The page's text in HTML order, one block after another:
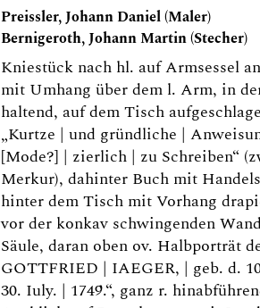
Preissler, Johann Daniel (Maler)
Bernigeroth, Johann Martin (Stecher)
Kniestück nach hl. auf Armsessel
mit Umhang über dem l. Arm, in
haltend, auf dem Tisch
„Kurtze | und gründliche |
[Mode?] | zierlich | zu Schreiben“
Merkur), dahinter Buch mit
hinter dem Tisch mit Vorhang
vor der konkav schwingenden
Säule, daran oben ov. Halbporträt
GOTTFRIED | IAEGER, | geb. d.
30. Iuly. | 1749.“, ganz r.